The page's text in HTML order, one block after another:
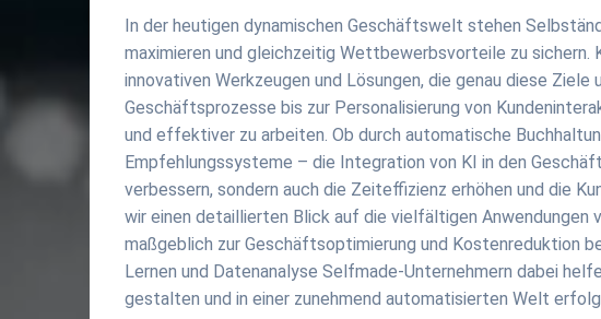
In der heutigen dynamischen Geschäftswelt stehen
maximieren und gleichzeitig Wettbewerbsvorteile zu
innovativen Werkzeugen und Lösungen, die genau diese
Geschäftsprozesse bis zur Personalisierung von
und effektiver zu arbeiten. Ob durch automatische
Empfehlungssysteme – die Integration von KI in den
verbessern, sondern auch die Zeiteffizienz erhöhen und die
wir einen detaillierten Blick auf die vielfältigen Anwendungen
maßgeblich zur Geschäftsoptimierung und Kostenreduktion
Lernen und Datenanalyse Selfmade-Unternehmern dabei
gestalten und in einer zunehmend automatisierten Welt